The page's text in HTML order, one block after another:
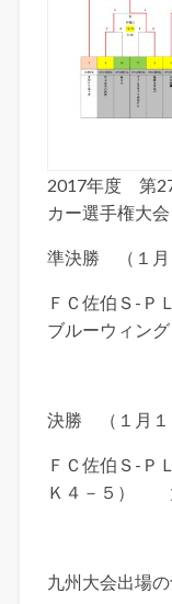
2017年度 第
カー選手権大
準決勝 （１月
ＦＣ佐伯Ｓ-
ブルーウィン
決勝 （１月１
ＦＣ佐伯Ｓ-Ｐ
Ｋ４－５）
九州大会出場